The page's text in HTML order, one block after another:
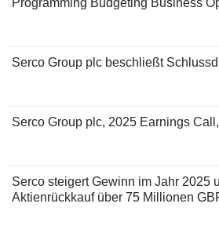
Programming Budgeting Business
Serco Group plc beschließt
Serco Group plc, 2025 Earnings
Serco steigert Gewinn im Jahr 2025
Aktienrückkauf über 75 Millionen